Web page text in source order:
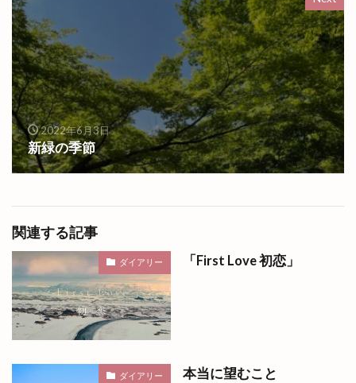
2022年6月3日
新緑の季節
関連する記事
ダイアリー 「First Love 初恋」
ダイアリー 本当に望むこと